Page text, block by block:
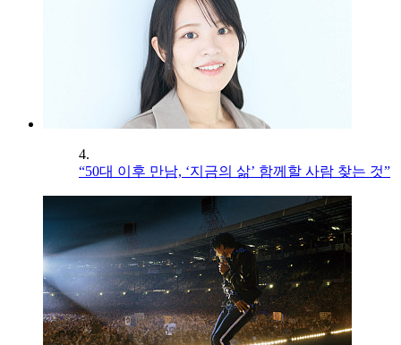
4.
“50대 이후 만남, ‘지금의 삶’ 함께할 사람 찾는 것”